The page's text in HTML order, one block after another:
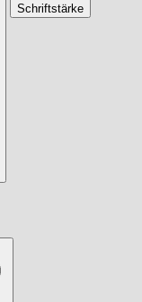
Schriftstärke